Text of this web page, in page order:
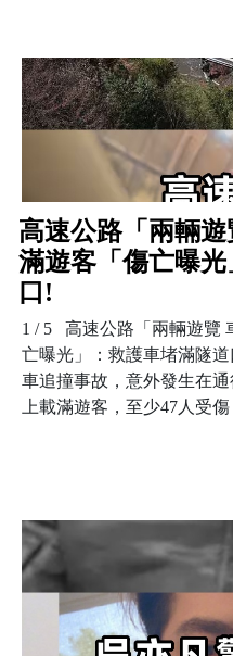
高速公路「兩輛
滿遊客「傷亡曝
口!
1 / 5 高速公路「兩輛遊覽
亡曝光」：救護車堵滿隧
車追撞事故，意外發生在
上載滿遊客，至少47人受